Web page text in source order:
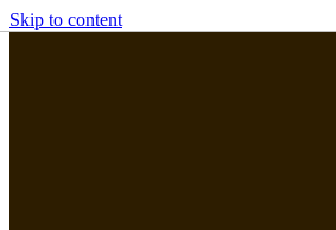
Skip to content